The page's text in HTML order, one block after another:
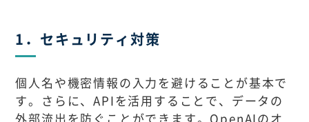
1．セキュリティ対策
個人名や機密情報の入力を避けることが基本で
す。さらに、APIを活用することで、データの
外部流出を防ぐことができます。OpenAIのオ